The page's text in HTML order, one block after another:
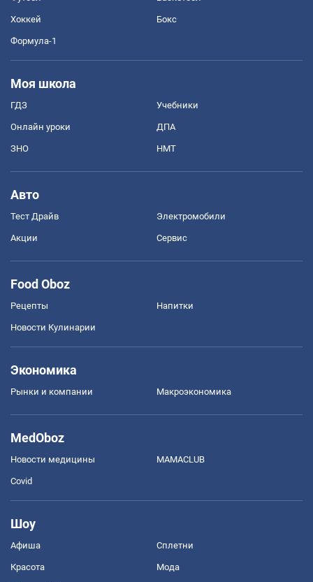
Хоккей Бокс
Формула-1
Моя школа
ГДЗ Учебники
Онлайн уроки ДПА
ЗНО НМТ
Авто
Тест Драйв Электромобили
Акции Сервис
Food Oboz
Рецепты Напитки
Новости Кулинарии
Экономика
Рынки и компании Mакроэкономика
MedOboz
Новости медицины MAMACLUB
Covid
Шоу
Афиша Сплетни
Красота Мода